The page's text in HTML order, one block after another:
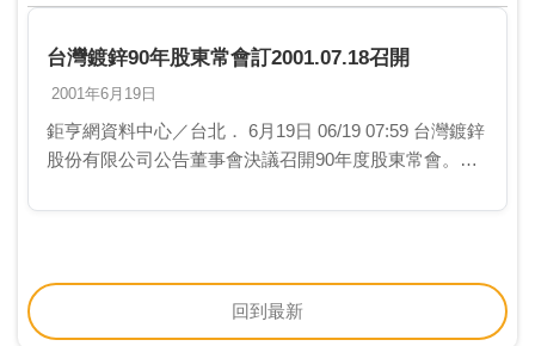
台灣鍍鋅90年股東常會訂2001.07.18召開
2001年6月19日
鉅亨網資料中心／台北． 6月19日 06/19 07:59 台灣鍍鋅
股份有限公司公告董事會決議召開90年度股東常會。相
回到最新